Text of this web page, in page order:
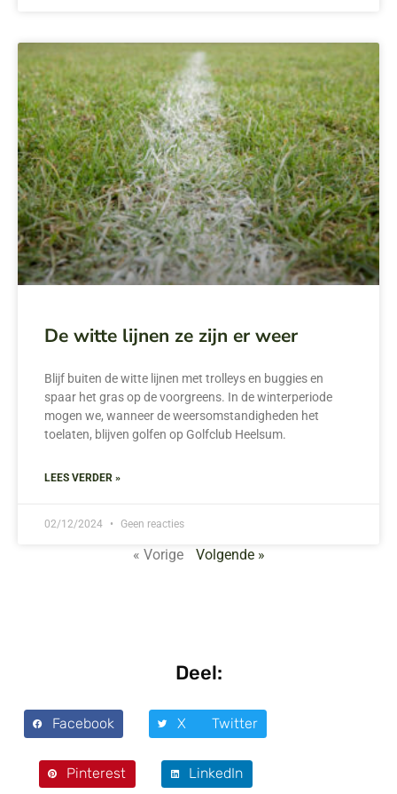
De witte lijnen ze zijn er weer
Blijf buiten de witte lijnen met trolleys en buggies en
spaar het gras op de voorgreens. In de winterperiode
mogen we, wanneer de weersomstandigheden het
toelaten, blijven golfen op Golfclub Heelsum.
LEES VERDER »
02/12/2024 Geen reacties
« Vorige Volgende »
Deel:
Facebook X Twitter
Pinterest LinkedIn